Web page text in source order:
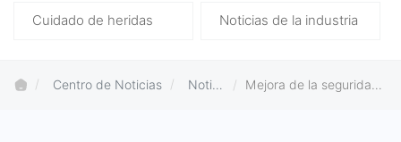
Cuidado de heridas Noticias de la industria
Centro de Noticias
Notici
Mejora de la seguridad